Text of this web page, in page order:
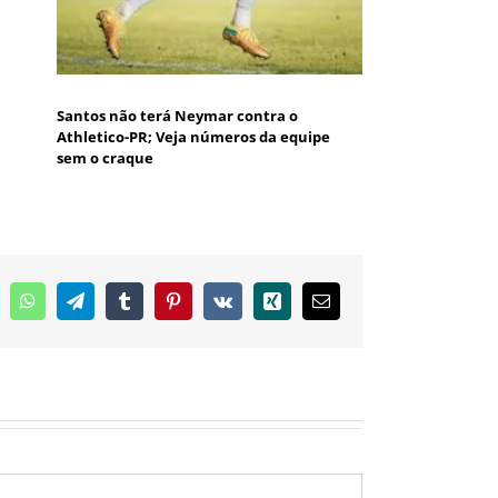
Santos não terá Neymar contra o
Athletico-PR; Veja números da equipe
sem o craque
WhatsAppTelegramTumblr PinterestVk Xing
E-
mail